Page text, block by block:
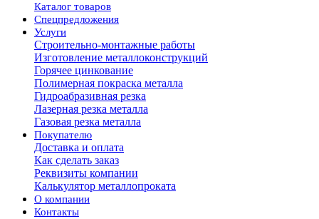
Каталог товаров
Спецпредложения
Услуги
Строительно-монтажные работы
Изготовление металлоконструкций
Горячее цинкование
Полимерная покраска металла
Гидроабразивная резка
Лазерная резка металла
Газовая резка металла
Покупателю
Доставка и оплата
Как сделать заказ
Реквизиты компании
Калькулятор металлопроката
О компании
Контакты